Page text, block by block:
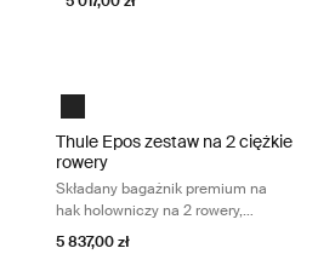
Black
Thule Epos zestaw na 2 ciężkie
rowery
Składany bagażnik premium na
hak holowniczy na 2 rowery,
pasujący do wszystkich typów
rowerów
5 837,00 zł